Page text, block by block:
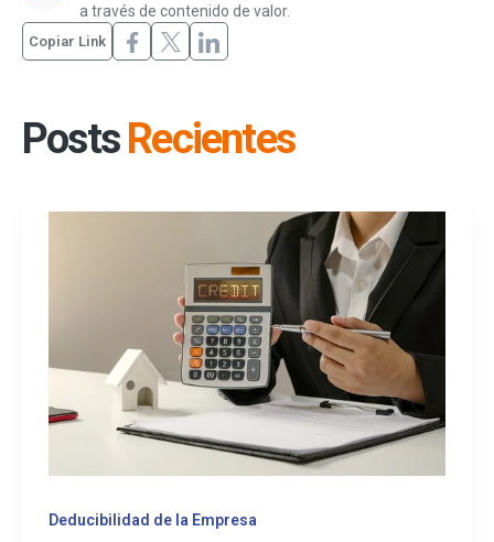
a través de contenido de valor.
Copiar Link
PostsRecientes
Deducibilidad de la Empresa